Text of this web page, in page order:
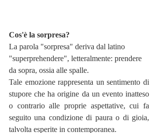
Cos'è la sorpresa?
La parola "sorpresa" deriva dal latino
"superprehendere", letteralmente: prendere
da sopra, ossia alle spalle.
Tale emozione rappresenta un sentimento di
stupore che ha origine da un evento inatteso
o contrario alle proprie aspettative, cui fa
seguito una condizione di paura o di gioia,
talvolta esperite in contemporanea.